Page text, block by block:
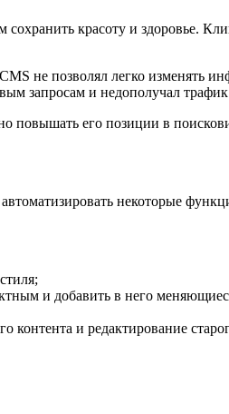
красоту и здоровье.
не позволял легко изменять
запросам и недополучал
повышать его позиции в
некоторые
и добавить в него
контента и редактирование